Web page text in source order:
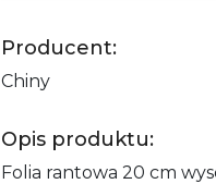
Producent:
Chiny
Opis produktu:
Folia rantowa 20 cm